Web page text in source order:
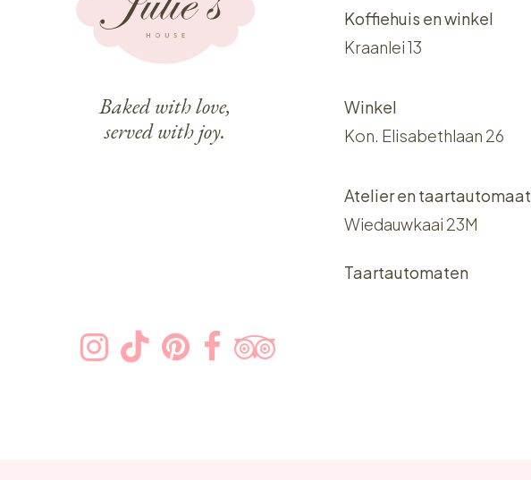
Baked with love,
served with joy.
Koffiehuis en winkel
Kraanlei 13
Winkel
Kon. Elisabethlaan 26
Atelier en taartautomaat
Wiedauwkaai 23M
Taartautomaten